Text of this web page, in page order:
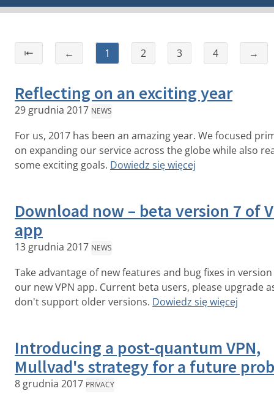
⇤ ← 1 2 3 4 →
Reflecting on an exciting year
29 grudnia 2017 NEWS
For us, 2017 has been an amazing year. We focused
on expanding our service across the globe while also
some exciting goals. Dowiedz się więcej
Download now – beta version 7 of
app
13 grudnia 2017 NEWS
Take advantage of new features and bug fixes in
our new VPN app. Current beta users, please upgrade
don't support older versions. Dowiedz się więcej
Introducing a post-quantum VPN,
Mullvad's strategy for a future
8 grudnia 2017 PRIVACY